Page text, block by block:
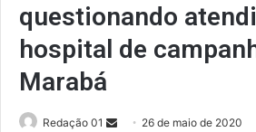
questionando
hospital de
Marabá
Redação 01
Send 26 de maio de 2020